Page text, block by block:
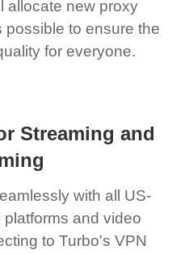
allocate new proxy
to ensure the
for everyone.
Streaming and
with all US-
and video
to Turbo's VPN